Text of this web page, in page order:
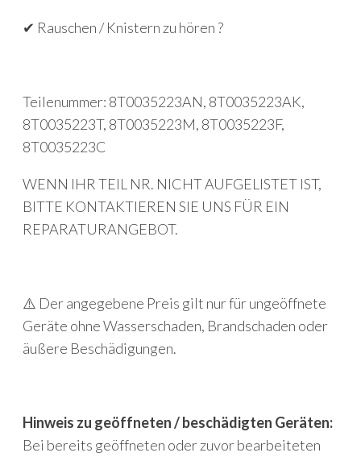
✔ Rauschen / Knistern zu hören ?
Teilenummer: 8T0035223AN, 8T0035223AK,
8T0035223T, 8T0035223M, 8T0035223F,
8T0035223C
WENN IHR TEIL NR. NICHT AUFGELISTET IST,
BITTE KONTAKTIEREN SIE UNS FÜR EIN
REPARATURANGEBOT.
⚠️ Der angegebene Preis gilt nur für ungeöffnete
Geräte ohne Wasserschaden, Brandschaden oder
äußere Beschädigungen.
Hinweis zu geöffneten / beschädigten Geräten:
Bei bereits geöffneten oder zuvor bearbeiteten